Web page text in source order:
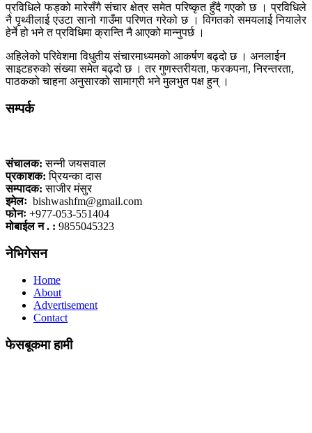
प्रविधिले फड्को मारेसँगै संचार क्षेत्र समेत परिष्कृत हुँदै गएको छ । प्रविधिले
नै पृथ्वीलाई एउटा सानो गाउँमा परिणत गरेको छ । विगतको समयलाई नियालेर
हेर्ने हो भने त प्रविधिमा क्रान्ति नै आएको मान्नुपर्छ ।
अहिलेको परिवेशमा विधुतीय संचारमाध्यमको आकर्षण बढ्दो छ । अनलाईन
साइटहरुको संख्या समेत बढ्दो छ । तर गुणस्तरीयता, फरकपना, निरन्तरता,
पाठकको चाहना अनुसारको सामाग्री भने मुलभुत पक्ष हुन् ।
सम्पर्क
संचालक: सन्नी जयसवाल
प्रकाशक: प्रियन्का दास
सम्पादक: साजीर मंसुर
इमेलः bishwashfm@gmail.com
फोनः +977-053-551404
मोबाईल न . : 9855045323
नेभिगेसन
Home
About
Advertisement
Contact
फेसबूकमा हामी